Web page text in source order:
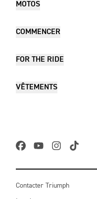
MOTOS
COMMENCER
FOR THE RIDE
VÊTEMENTS
Contacter Triumph